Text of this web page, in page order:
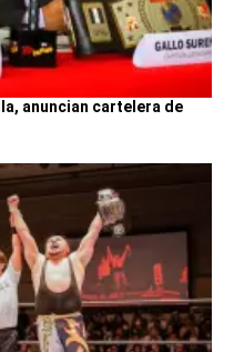
anuncian cartelera de